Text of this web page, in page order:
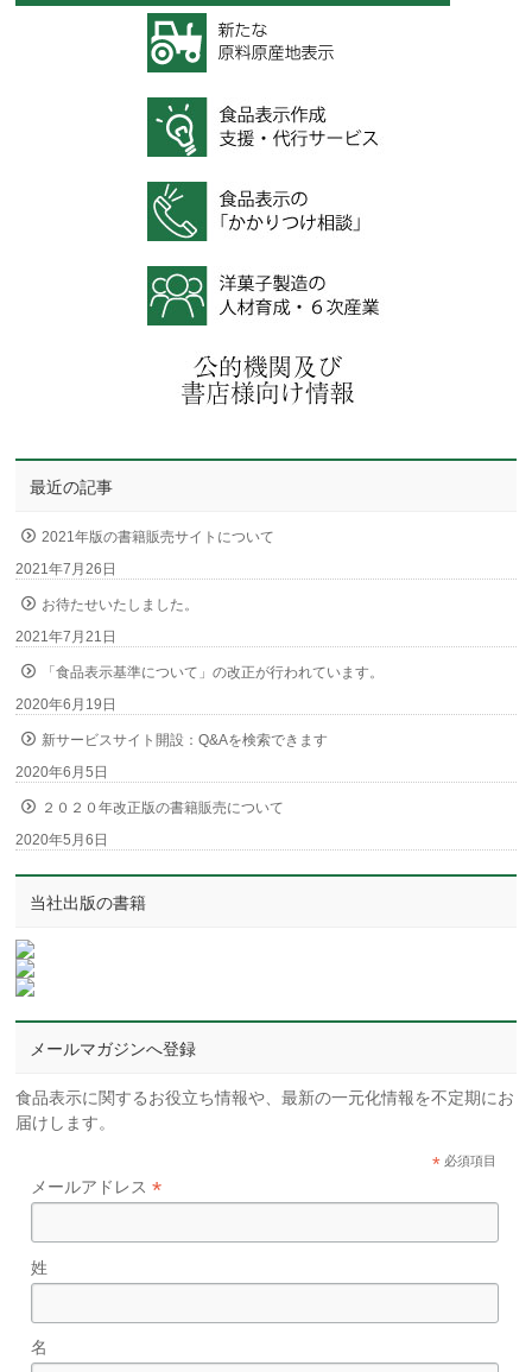
最近の記事
2021年版の書籍販売サイトについて
2021年7月26日
お待たせいたしました。
2021年7月21日
「食品表示基準について」の改正が行われています。
2020年6月19日
新サービスサイト開設：Q&Aを検索できます
2020年6月5日
２０２０年改正版の書籍販売について
2020年5月6日
当社出版の書籍
メールマガジンへ登録
食品表示に関するお役立ち情報や、最新の一元化情報を不定期にお
届けします。
* 必須項目
メールアドレス*
姓
名